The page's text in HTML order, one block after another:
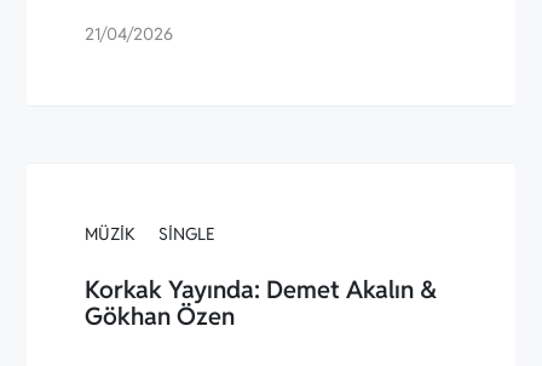
21/04/2026
MÜZIK SINGLE
Korkak Yayında: Demet Akalın &
Gökhan Özen